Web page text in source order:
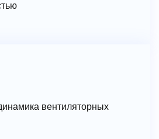
вентиляторных